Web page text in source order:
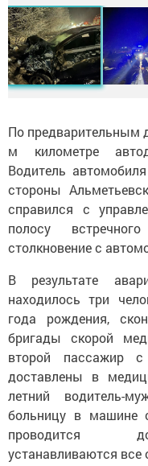
По предварительным
м километре
Водитель
стороны
справился с
полосу
столкновение с
В результате
находилось три
года рождения,
бригады скорой
второй пассажир
доставлены в
летний водитель-
больницу в машине
проводится
устанавливаются все